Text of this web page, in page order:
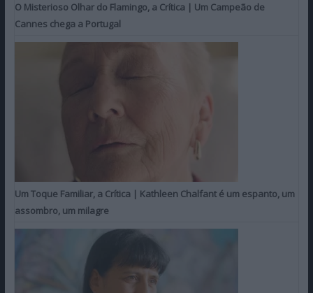
O Misterioso Olhar do Flamingo, a Crítica | Um Campeão de
Cannes chega a Portugal
Um Toque Familiar, a Crítica | Kathleen Chalfant é um espanto, um
assombro, um milagre